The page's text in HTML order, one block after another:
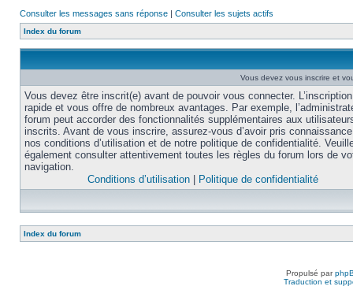
Consulter les messages sans réponse | Consulter les sujets actifs
Index du forum
Vous devez vous inscrire et
Vous devez être inscrit(e) avant de pouvoir vous connecter.
rapide et vous offre de nombreux avantages. Par exemple,
forum peut accorder des fonctionnalités supplémentaires aux
inscrits. Avant de vous inscrire, assurez-vous d’avoir pris
nos conditions d’utilisation et de notre politique de confidentialité.
également consulter attentivement toutes les règles du forum lors de
navigation.
Conditions d’utilisation
Politique de confidentialité
Index du forum
Propulsé par
Traduction et